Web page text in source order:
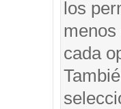
los
cada